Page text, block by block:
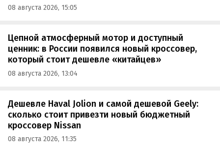
08 августа 2026, 15:05
Цепной атмосферный мотор и доступный
ценник: в России появился новый кроссовер,
который стоит дешевле «китайцев»
08 августа 2026, 13:04
Дешевле Haval Jolion и самой дешевой Geely:
сколько стоит привезти новый бюджетный
кроссовер Nissan
08 августа 2026, 11:35